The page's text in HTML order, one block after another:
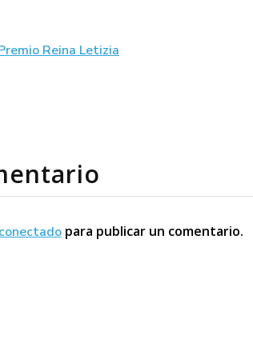
conectado para publicar un comentario.